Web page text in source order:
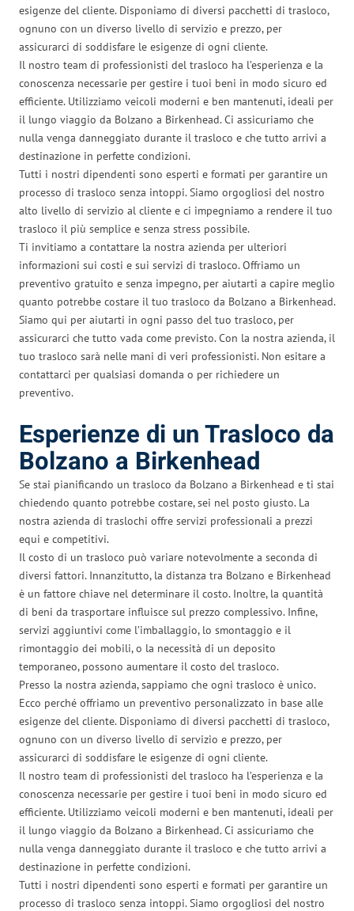
esigenze del cliente. Disponiamo di diversi pacchetti di trasloco,
ognuno con un diverso livello di servizio e prezzo, per
assicurarci di soddisfare le esigenze di ogni cliente.
Il nostro team di professionisti del trasloco ha l’esperienza e la
conoscenza necessarie per gestire i tuoi beni in modo sicuro ed
efficiente. Utilizziamo veicoli moderni e ben mantenuti, ideali per
il lungo viaggio da Bolzano a Birkenhead. Ci assicuriamo che
nulla venga danneggiato durante il trasloco e che tutto arrivi a
destinazione in perfette condizioni.
Tutti i nostri dipendenti sono esperti e formati per garantire un
processo di trasloco senza intoppi. Siamo orgogliosi del nostro
alto livello di servizio al cliente e ci impegniamo a rendere il tuo
trasloco il più semplice e senza stress possibile.
Ti invitiamo a contattare la nostra azienda per ulteriori
informazioni sui costi e sui servizi di trasloco. Offriamo un
preventivo gratuito e senza impegno, per aiutarti a capire meglio
quanto potrebbe costare il tuo trasloco da Bolzano a Birkenhead.
Siamo qui per aiutarti in ogni passo del tuo trasloco, per
assicurarci che tutto vada come previsto. Con la nostra azienda, il
tuo trasloco sarà nelle mani di veri professionisti. Non esitare a
contattarci per qualsiasi domanda o per richiedere un
preventivo.
Esperienze di un Trasloco da
Bolzano a Birkenhead
Se stai pianificando un trasloco da Bolzano a Birkenhead e ti stai
chiedendo quanto potrebbe costare, sei nel posto giusto. La
nostra azienda di traslochi offre servizi professionali a prezzi
equi e competitivi.
Il costo di un trasloco può variare notevolmente a seconda di
diversi fattori. Innanzitutto, la distanza tra Bolzano e Birkenhead
è un fattore chiave nel determinare il costo. Inoltre, la quantità
di beni da trasportare influisce sul prezzo complessivo. Infine,
servizi aggiuntivi come l’imballaggio, lo smontaggio e il
rimontaggio dei mobili, o la necessità di un deposito
temporaneo, possono aumentare il costo del trasloco.
Presso la nostra azienda, sappiamo che ogni trasloco è unico.
Ecco perché offriamo un preventivo personalizzato in base alle
esigenze del cliente. Disponiamo di diversi pacchetti di trasloco,
ognuno con un diverso livello di servizio e prezzo, per
assicurarci di soddisfare le esigenze di ogni cliente.
Il nostro team di professionisti del trasloco ha l’esperienza e la
conoscenza necessarie per gestire i tuoi beni in modo sicuro ed
efficiente. Utilizziamo veicoli moderni e ben mantenuti, ideali per
il lungo viaggio da Bolzano a Birkenhead. Ci assicuriamo che
nulla venga danneggiato durante il trasloco e che tutto arrivi a
destinazione in perfette condizioni.
Tutti i nostri dipendenti sono esperti e formati per garantire un
processo di trasloco senza intoppi. Siamo orgogliosi del nostro